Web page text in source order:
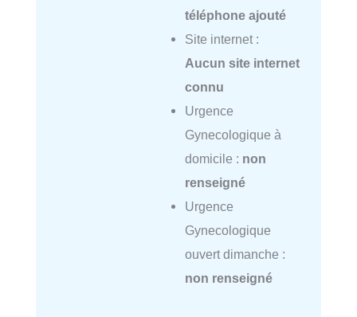
téléphone ajouté
Site internet :
Aucun site internet
connu
Urgence
Gynecologique à
domicile : non
renseigné
Urgence
Gynecologique
ouvert dimanche :
non renseigné